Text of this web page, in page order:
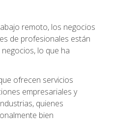
remoto, los negocios
de profesionales están
lo que ha
ofrecen servicios
empresariales y
quienes
bien